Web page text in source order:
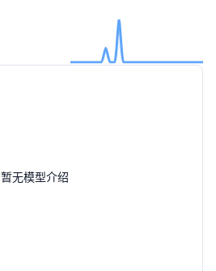
暂无模型介绍